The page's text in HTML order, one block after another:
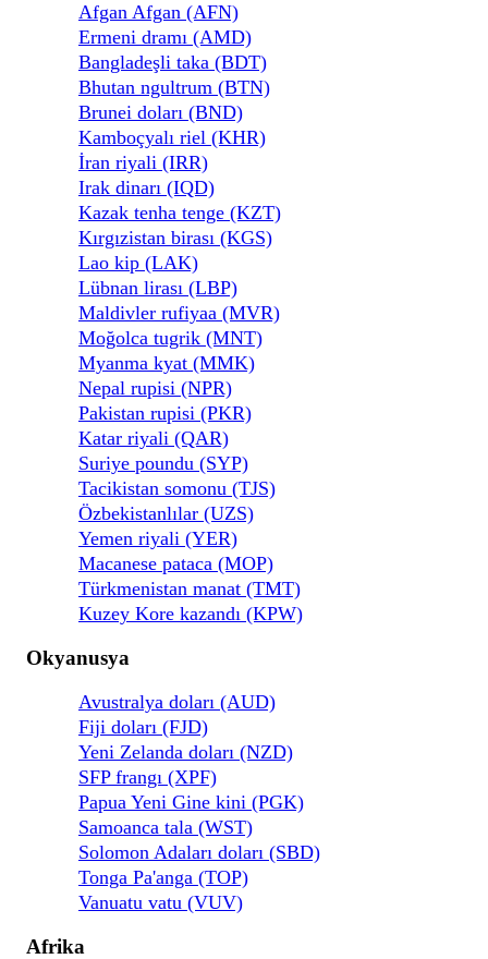
Afgan Afgan (AFN)
Ermeni dramı (AMD)
Bangladeşli taka (BDT)
Bhutan ngultrum (BTN)
Brunei doları (BND)
Kamboçyalı riel (KHR)
İran riyali (IRR)
Irak dinarı (IQD)
Kazak tenha tenge (KZT)
Kırgızistan birası (KGS)
Lao kip (LAK)
Lübnan lirası (LBP)
Maldivler rufiyaa (MVR)
Moğolca tugrik (MNT)
Myanma kyat (MMK)
Nepal rupisi (NPR)
Pakistan rupisi (PKR)
Katar riyali (QAR)
Suriye poundu (SYP)
Tacikistan somonu (TJS)
Özbekistanlılar (UZS)
Yemen riyali (YER)
Macanese pataca (MOP)
Türkmenistan manat (TMT)
Kuzey Kore kazandı (KPW)
Okyanusya
Avustralya doları (AUD)
Fiji doları (FJD)
Yeni Zelanda doları (NZD)
SFP frangı (XPF)
Papua Yeni Gine kini (PGK)
Samoanca tala (WST)
Solomon Adaları doları (SBD)
Tonga Pa'anga (TOP)
Vanuatu vatu (VUV)
Afrika